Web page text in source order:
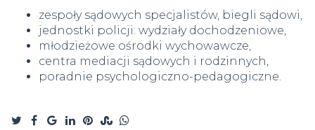
zespoły sądowych specjalistów, biegli sądowi,
jednostki policji: wydziały dochodzeniowe,
młodzieżowe ośrodki wychowawcze,
centra mediacji sądowych i rodzinnych,
poradnie psychologiczno-pedagogiczne.